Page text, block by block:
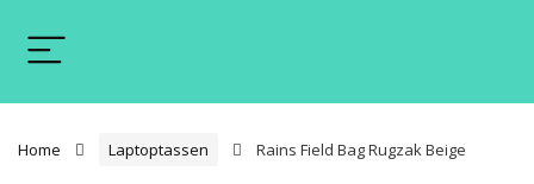
Home Laptoptassen Rains Field Bag Rugzak Beige